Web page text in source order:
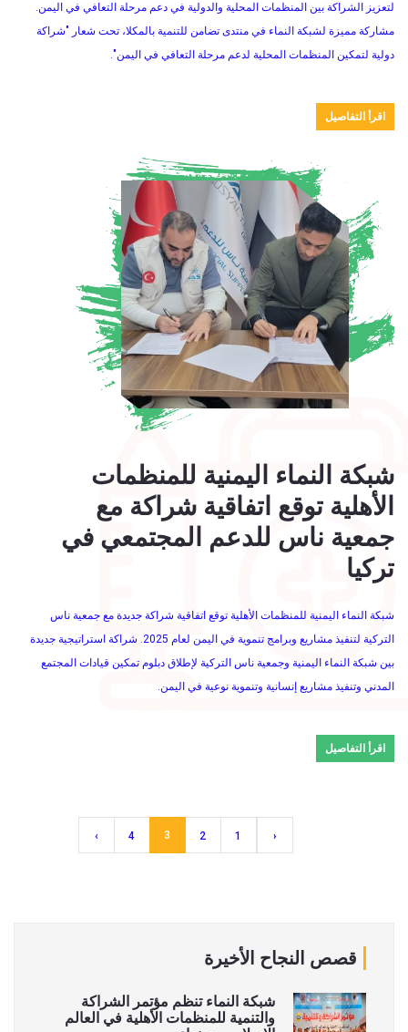
لتعزيز الشراكة بين المنظمات المحلية والدولية في دعم مرحلة التعافي في اليمن.
مشاركة مميزة لشبكة النماء في منتدى تضامن للتنمية بالمكلا، تحت شعار "شراكة
دولية لتمكين المنظمات المحلية لدعم مرحلة التعافي في اليمن".
اقرأ التفاصيل
شبكة النماء اليمنية للمنظمات
الأهلية توقع اتفاقية شراكة مع
جمعية ناس للدعم المجتمعي في
تركيا
شبكة النماء اليمنية للمنظمات الأهلية توقع اتفاقية شراكة جديدة مع جمعية ناس
التركية لتنفيذ مشاريع وبرامج تنموية في اليمن لعام 2025. شراكة استراتيجية جديدة
بين شبكة النماء اليمنية وجمعية ناس التركية لإطلاق دبلوم تمكين قيادات المجتمع
المدني وتنفيذ مشاريع إنسانية وتنموية نوعية في اليمن.
اقرأ التفاصيل
‹
1
2
3
4
›
قصص النجاح الأخيرة
شبكة النماء تنظم مؤتمر الشراكة
والتنمية للمنظمات الأهلية في العالم